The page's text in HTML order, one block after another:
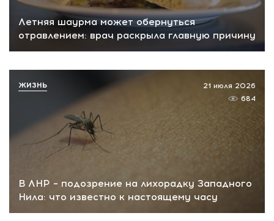
Летняя шаурма может обернуться
отравлением: врач раскрыла главную причину
В ЛНР – подозрение на лихорадку Западного
Нила: что известно к настоящему часу
21 июля 2026
684
ЖИЗНЬ